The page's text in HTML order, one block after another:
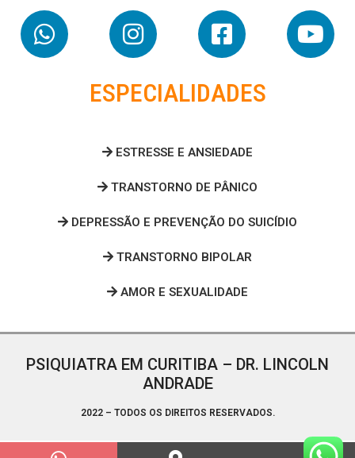
ESPECIALIDADES
ESTRESSE E ANSIEDADE
TRANSTORNO DE PÂNICO
DEPRESSÃO E PREVENÇÃO DO SUICÍDIO
TRANSTORNO BIPOLAR
AMOR E SEXUALIDADE
PSIQUIATRA EM CURITIBA – DR. LINCOLN
ANDRADE
2022 – TODOS OS DIREITOS RESERVADOS.